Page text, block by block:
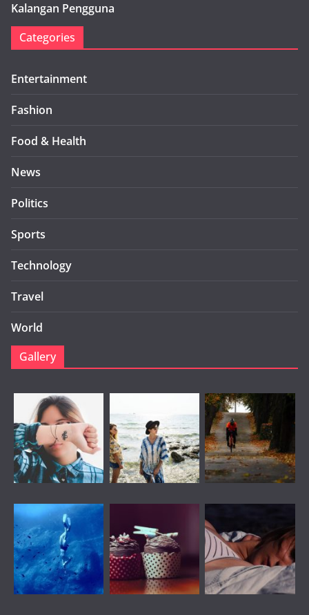
Kalangan Pengguna
Categories
Entertainment
Fashion
Food & Health
News
Politics
Sports
Technology
Travel
World
Gallery